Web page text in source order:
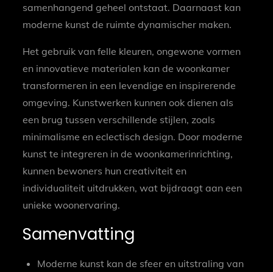
samenhangend geheel ontstaat. Daarnaast kan
moderne kunst de ruimte dynamischer maken.
Het gebruik van felle kleuren, ongewone vormen
en innovatieve materialen kan de woonkamer
transformeren in een levendige en inspirerende
omgeving. Kunstwerken kunnen ook dienen als
een brug tussen verschillende stijlen, zoals
minimalisme en eclectisch design. Door moderne
kunst te integreren in de woonkamerinrichting,
kunnen bewoners hun creativiteit en
individualiteit uitdrukken, wat bijdraagt aan een
unieke woonervaring.
Samenvatting
Moderne kunst kan de sfeer en uitstraling van